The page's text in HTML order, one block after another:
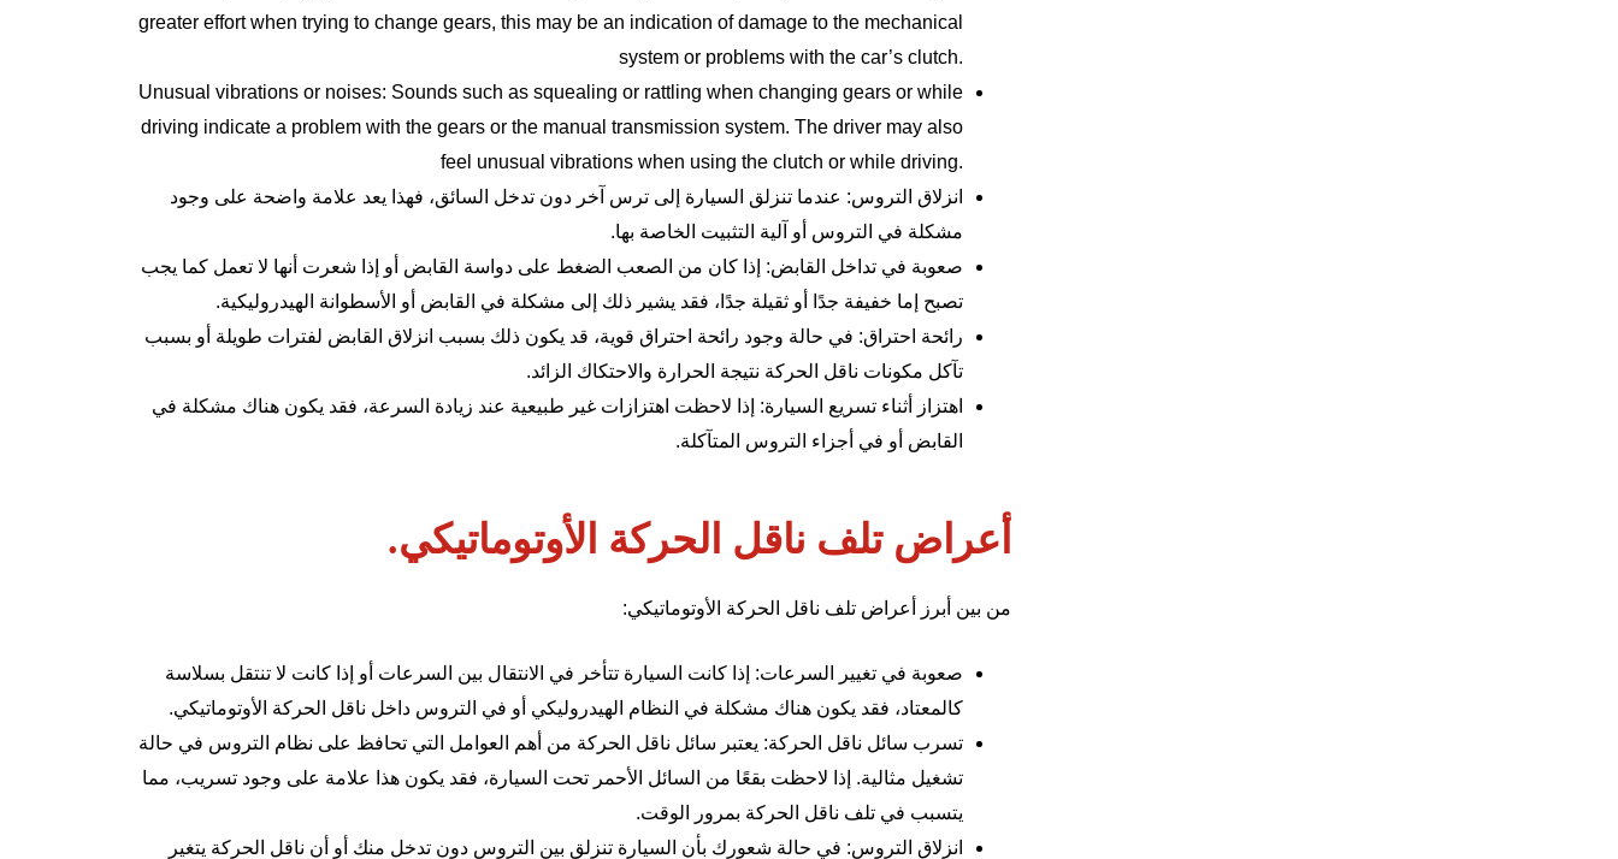
greater effort when trying to change gears, this may be an indication of damage to the mechanical
system or problems with the car’s clutch.
Unusual vibrations or noises: Sounds such as squealing or rattling when changing gears or while
driving indicate a problem with the gears or the manual transmission system. The driver may also
feel unusual vibrations when using the clutch or while driving.
انزلاق التروس: عندما تنزلق السيارة إلى ترس آخر دون تدخل السائق، فهذا يعد علامة واضحة على وجود
مشكلة في التروس أو آلية التثبيت الخاصة بها.
صعوبة في تداخل القابض: إذا كان من الصعب الضغط على دواسة القابض أو إذا شعرت أنها لا تعمل كما يجب
تصبح إما خفيفة جدًا أو ثقيلة جدًا، فقد يشير ذلك إلى مشكلة في القابض أو الأسطوانة الهيدروليكية.
رائحة احتراق: في حالة وجود رائحة احتراق قوية، قد يكون ذلك بسبب انزلاق القابض لفترات طويلة أو بسبب
تآكل مكونات ناقل الحركة نتيجة الحرارة والاحتكاك الزائد.
اهتزاز أثناء تسريع السيارة: إذا لاحظت اهتزازات غير طبيعية عند زيادة السرعة، فقد يكون هناك مشكلة في
القابض أو في أجزاء التروس المتآكلة.
أعراض تلف ناقل الحركة الأوتوماتيكي.
من بين أبرز أعراض تلف ناقل الحركة الأوتوماتيكي:
صعوبة في تغيير السرعات: إذا كانت السيارة تتأخر في الانتقال بين السرعات أو إذا كانت لا تنتقل بسلاسة
كالمعتاد، فقد يكون هناك مشكلة في النظام الهيدروليكي أو في التروس داخل ناقل الحركة الأوتوماتيكي.
تسرب سائل ناقل الحركة: يعتبر سائل ناقل الحركة من أهم العوامل التي تحافظ على نظام التروس في حالة
تشغيل مثالية. إذا لاحظت بقعًا من السائل الأحمر تحت السيارة، فقد يكون هذا علامة على وجود تسريب، مما
يتسبب في تلف ناقل الحركة بمرور الوقت.
انزلاق التروس: في حالة شعورك بأن السيارة تنزلق بين التروس دون تدخل منك أو أن ناقل الحركة يتغير